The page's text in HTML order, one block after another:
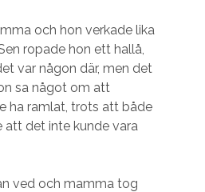
och hon verkade lika
ropade hon ett hallå,
var någon där, men det
sa något om att
ha ramlat, trots att både
att det inte kunde vara
ved och mamma tog